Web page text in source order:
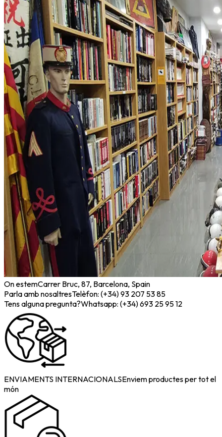
On estemCarrer Bruc, 87, Barcelona, Spain
Parla amb nosaltresTelèfon: (+34) 93 207 53 85
Tens alguna pregunta?Whatsapp: (+34) 693 25 95 12
ENVIAMENTS INTERNACIONALSEnviem productes per tot el
món